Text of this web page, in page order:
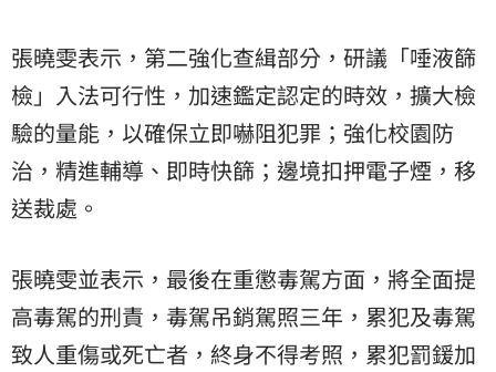
張曉雯表示，第二強化查緝部分，研議「唾液篩
檢」入法可行性，加速鑑定認定的時效，擴大檢
驗的量能，以確保立即嚇阻犯罪；強化校園防
治，精進輔導、即時快篩；邊境扣押電子煙，移
送裁處。
張曉雯並表示，最後在重懲毒駕方面，將全面提
高毒駕的刑責，毒駕吊銷駕照三年，累犯及毒駕
致人重傷或死亡者，終身不得考照，累犯罰鍰加